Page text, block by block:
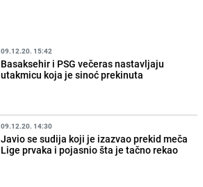
09.12.20. 15:42
Basaksehir i PSG večeras nastavljaju
utakmicu koja je sinoć prekinuta
09.12.20. 14:30
Javio se sudija koji je izazvao prekid meča
Lige prvaka i pojasnio šta je tačno rekao